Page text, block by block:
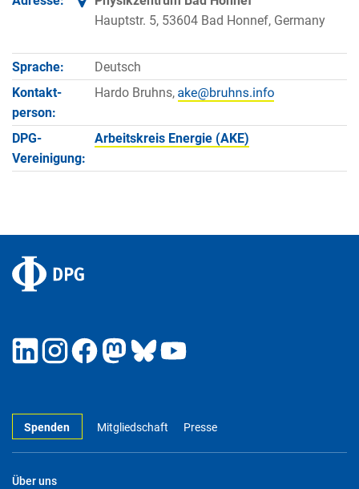
Hauptstr. 5, 53604 Bad Honnef, Germany
Sprache:
Deutsch
Kontakt­
person:
Hardo Bruhns,
DPG-
Vereinigung:
Arbeitskreis Energie (AKE)
Spenden Mitgliedschaft Presse
Über uns